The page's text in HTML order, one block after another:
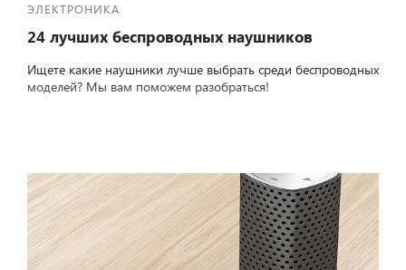
ЭЛЕКТРОНИКА
24 лучших беспроводных наушников
Ищете какие наушники лучше выбрать среди беспроводных
моделей? Мы вам поможем разобраться!